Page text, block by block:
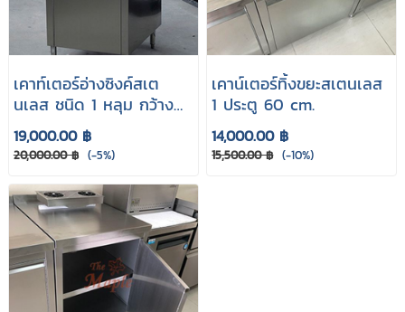
เคาท์เตอร์อ่างซิงค์สเต
นเลส ชนิด 1 หลุม กว้าง
60 cm.
19,000.00 ฿
20,000.00 ฿ (-5%)
เคาน์เตอร์ทิ้งขยะสเตนเลส
1 ประตู 60 cm.
14,000.00 ฿
15,500.00 ฿ (-10%)